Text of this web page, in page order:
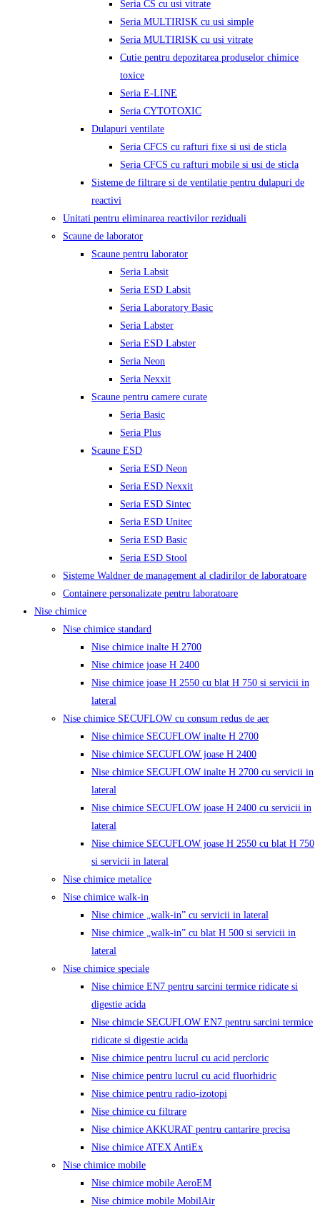
Seria CS cu usi vitrate
Seria MULTIRISK cu usi simple
Seria MULTIRISK cu usi vitrate
Cutie pentru depozitarea produselor chimice
toxice
Seria E-LINE
Seria CYTOTOXIC
Dulapuri ventilate
Seria CFCS cu rafturi fixe si usi de sticla
Seria CFCS cu rafturi mobile si usi de sticla
Sisteme de filtrare si de ventilatie pentru dulapuri de
reactivi
Unitati pentru eliminarea reactivilor reziduali
Scaune de laborator
Scaune pentru laborator
Seria Labsit
Seria ESD Labsit
Seria Laboratory Basic
Seria Labster
Seria ESD Labster
Seria Neon
Seria Nexxit
Scaune pentru camere curate
Seria Basic
Seria Plus
Scaune ESD
Seria ESD Neon
Seria ESD Nexxit
Seria ESD Sintec
Seria ESD Unitec
Seria ESD Basic
Seria ESD Stool
Sisteme Waldner de management al cladirilor de laboratoare
Containere personalizate pentru laboratoare
Nise chimice
Nise chimice standard
Nise chimice inalte H 2700
Nise chimice joase H 2400
Nise chimice joase H 2550 cu blat H 750 si servicii in
lateral
Nise chimice SECUFLOW cu consum redus de aer
Nise chimice SECUFLOW inalte H 2700
Nise chimice SECUFLOW joase H 2400
Nise chimice SECUFLOW inalte H 2700 cu servicii in
lateral
Nise chimice SECUFLOW joase H 2400 cu servicii in
lateral
Nise chimice SECUFLOW joase H 2550 cu blat H 750
si servicii in lateral
Nise chimice metalice
Nise chimice walk-in
Nise chimice „walk-in” cu servicii in lateral
Nise chimice „walk-in” cu blat H 500 si servicii in
lateral
Nise chimice speciale
Nise chimice EN7 pentru sarcini termice ridicate si
digestie acida
Nise chimcie SECUFLOW EN7 pentru sarcini termice
ridicate si digestie acida
Nise chimice pentru lucrul cu acid percloric
Nise chimice pentru lucrul cu acid fluorhidric
Nise chimice pentru radio-izotopi
Nise chimice cu filtrare
Nise chimice AKKURAT pentru cantarire precisa
Nise chimice ATEX AntiEx
Nise chimice mobile
Nise chimice mobile AeroEM
Nise chimice mobile MobilAir